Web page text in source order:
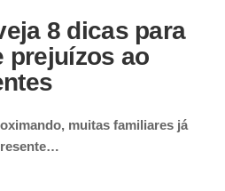
8 dicas para
prejuízos ao
muitas familiares já